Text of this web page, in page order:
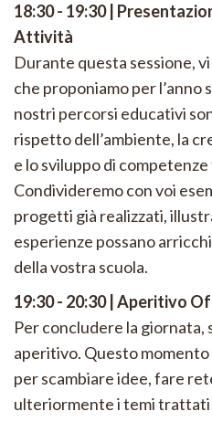
18:30 - 19:30 |
Attività
Durante questa sessione,
che proponiamo per l’anno
nostri percorsi educativi
rispetto dell’ambiente, la
e lo sviluppo di
Condivideremo con voi
progetti già realizzati,
esperienze possano
della vostra scuola.
19:30 - 20:30 | Aperitivo
Per concludere la
aperitivo. Questo momento
per scambiare idee, fare
ulteriormente i temi trattati